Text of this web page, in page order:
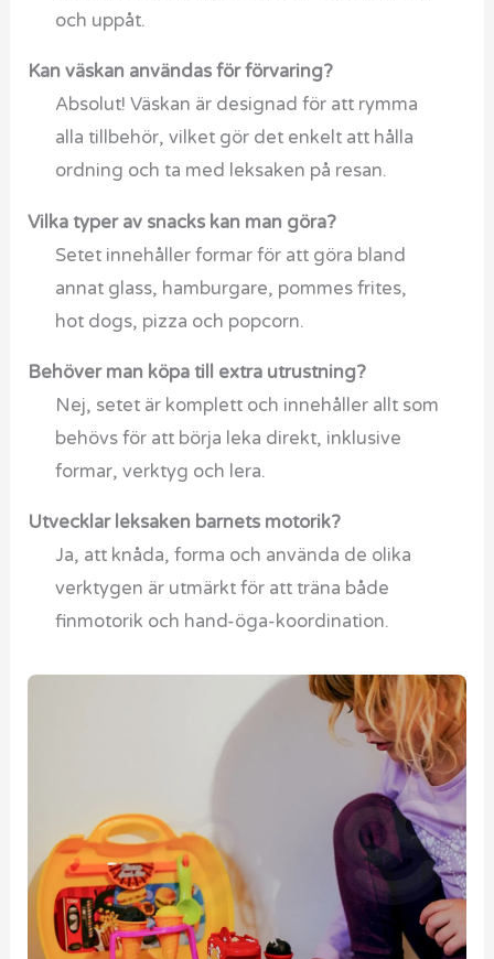
och uppåt.
Kan väskan användas för förvaring?
Absolut! Väskan är designad för att rymma
alla tillbehör, vilket gör det enkelt att hålla
ordning och ta med leksaken på resan.
Vilka typer av snacks kan man göra?
Setet innehåller formar för att göra bland
annat glass, hamburgare, pommes frites,
hot dogs, pizza och popcorn.
Behöver man köpa till extra utrustning?
Nej, setet är komplett och innehåller allt som
behövs för att börja leka direkt, inklusive
formar, verktyg och lera.
Utvecklar leksaken barnets motorik?
Ja, att knåda, forma och använda de olika
verktygen är utmärkt för att träna både
finmotorik och hand-öga-koordination.